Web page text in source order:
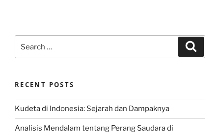
for:
RECENT POSTS
Kudeta di Indonesia: Sejarah dan Dampaknya
Analisis Mendalam tentang Perang Saudara di